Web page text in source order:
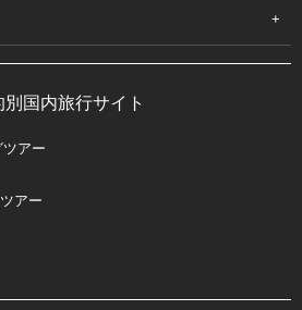
別国内旅行サイト
アー
アー